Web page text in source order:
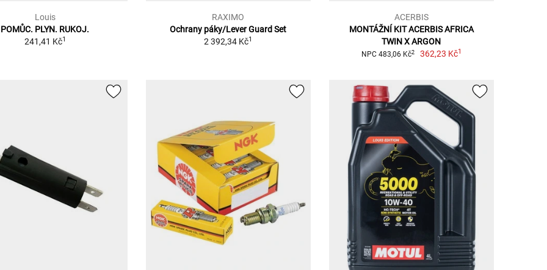
Louis
POMŮC. PLYN. RUKOJ.
241,41 Kč1
RAXIMO
Ochrany páky/Lever Guard Set
2 392,34 Kč1
ACERBIS
MONTÁŽNÍ KIT ACERBIS AFRICA
TWIN X ARGON
NPC 483,06 Kč2 362,23 Kč1